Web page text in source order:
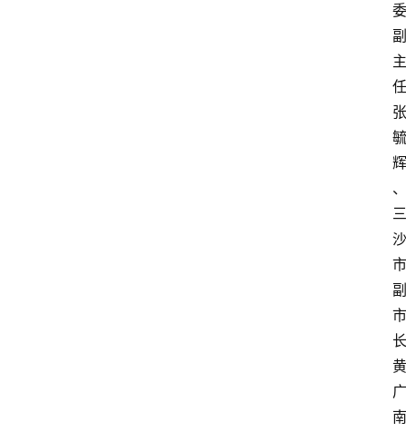
委
副
主
任
张
毓
辉
、
三
沙
市
副
市
长
黄
广
南